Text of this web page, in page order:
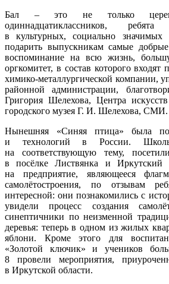
Бал – это не только
одиннадцатиклассников,
в культурных, социально значимых
подарить выпускникам самые
воспоминание на всю жизнь,
оргкомитет, в состав которого входят
химико-металлургической компании,
районной администрации,
Григория Шелехова, Центра
городского музея Г. И. Шелехова, СМИ.
Нынешняя «Синяя птица» была
и технологий в России.
на соответствующую тему,
в посёлке Листвянка и Иркутский
на предприятие, являющееся
самолётостроения, по отзывам
интересной: они познакомились с
увидели процесс создания
синептичники по неизменной
деревья: теперь в одном из жилых
яблони. Кроме этого для
«Золотой ключик» и учеников
8 провели мероприятия,
в Иркутской области.